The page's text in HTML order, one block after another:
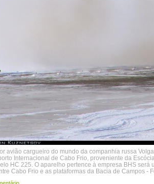
avião cargueiro do mundo da companhia russa
Internacional de Cabo Frio, proveniente da
HC 225. O aparelho pertence à empresa BHS será
Cabo Frio e as plataformas da Bacia de Campos -